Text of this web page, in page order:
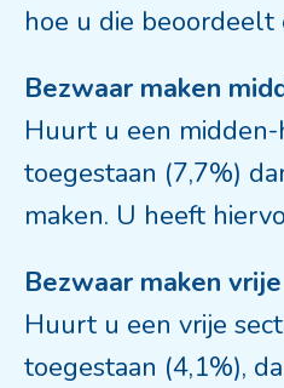
hoe u die
Bezwaar maken
Huurt u een
toegestaan (7,7%)
maken. U heeft
Bezwaar maken
Huurt u een vrije
toegestaan (4,1%),